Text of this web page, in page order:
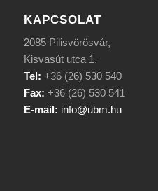
KAPCSOLAT
2085 Pilisvörösvár,
Kisvasút utca 1.
Tel: +36 (26) 530 540
Fax: +36 (26) 530 541
E-mail: info@ubm.hu